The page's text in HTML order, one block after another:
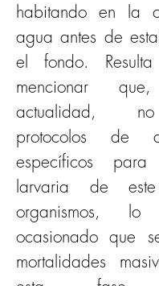
habitando en la
agua antes de
el fondo. Resulta
mencionar
actualidad,
protocolos de
específicos
larvaria de
organismos,
ocasionado que
mortalidades